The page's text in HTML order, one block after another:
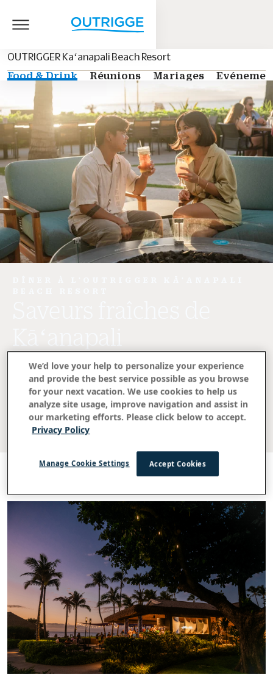
OUTRIGGER Kaʻanapali Beach Resort
Food & Drink
Réunions Mariages
Dîner à la plage de Kā'anapali
Découvrez les saveurs locales fraîches de Maui à
We’d love your help to personalize your experience
and provide the best service possible as you browse
for your next vacation. We use cookies to help us
analyze site usage, improve navigation and assist in
our marketing efforts. Please click below to accept.
Privacy Policy
Accept Cookies
Manage Cookie Settings